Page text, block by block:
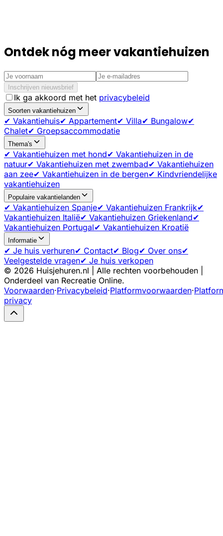
Ontdek nóg meer vakantiehuizen
Inschrijven nieuwsbrief
Ik ga akkoord met het privacybeleid
Soorten vakantiehuizen
✔ Vakantiehuis✔ Appartement✔ Villa✔ Bungalow✔
Chalet✔ Groepsaccommodatie
Thema's
✔ Vakantiehuizen met hond✔ Vakantiehuizen in de
natuur✔ Vakantiehuizen met zwembad✔ Vakantiehuizen
aan zee✔ Vakantiehuizen in de bergen✔ Kindvriendelijke
vakantiehuizen
Populaire vakantielanden
✔ Vakantiehuizen Spanje✔ Vakantiehuizen Frankrijk✔
Vakantiehuizen Italië✔ Vakantiehuizen Griekenland✔
Vakantiehuizen Portugal✔ Vakantiehuizen Kroatië
Informatie
✔ Je huis verhuren✔ Contact✔ Blog✔ Over ons✔
Veelgestelde vragen✔ Je huis verkopen
© 2026 Huisjehuren.nl | Alle rechten voorbehouden |
Onderdeel van Recreatie Online.
Voorwaarden·Privacybeleid·Platformvoorwaarden·
privacy